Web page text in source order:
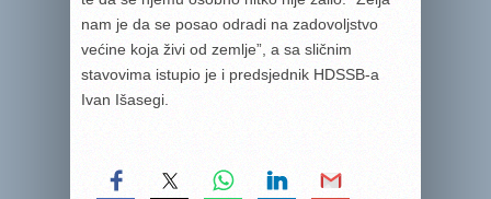
nam je da se posao odradi na zadovoljstvo
većine koja živi od zemlje”, a sa sličnim
stavovima istupio je i predsjednik HDSSB-a
Ivan Išasegi.